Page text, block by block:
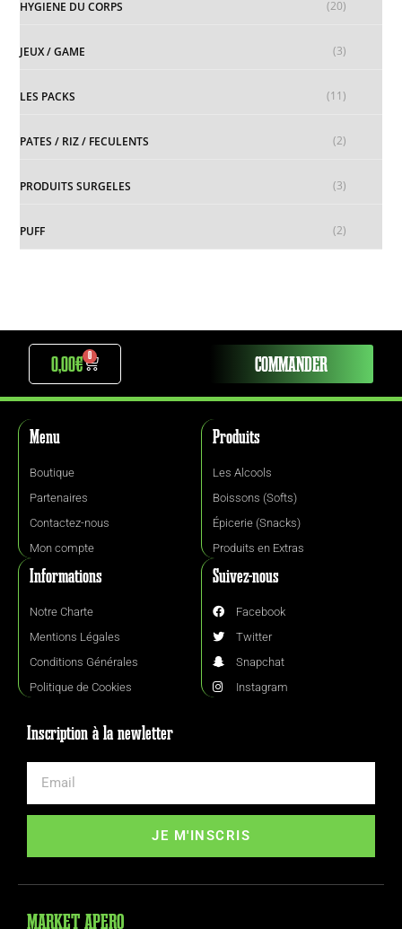
HYGIENE DU CORPS (20)
JEUX / GAME (3)
LES PACKS (11)
PATES / RIZ / FECULENTS (2)
PRODUITS SURGELES (3)
PUFF (2)
0,00€ COMMANDER
Menu
Boutique
Partenaires
Contactez-nous
Mon compte
Produits
Les Alcools
Boissons (Softs)
Épicerie (Snacks)
Produits en Extras
Informations
Notre Charte
Mentions Légales
Conditions Générales
Politique de Cookies
Suivez-nous
Facebook
Twitter
Snapchat
Instagram
Inscription à la newletter
JE M'INSCRIS
MARKET APERO